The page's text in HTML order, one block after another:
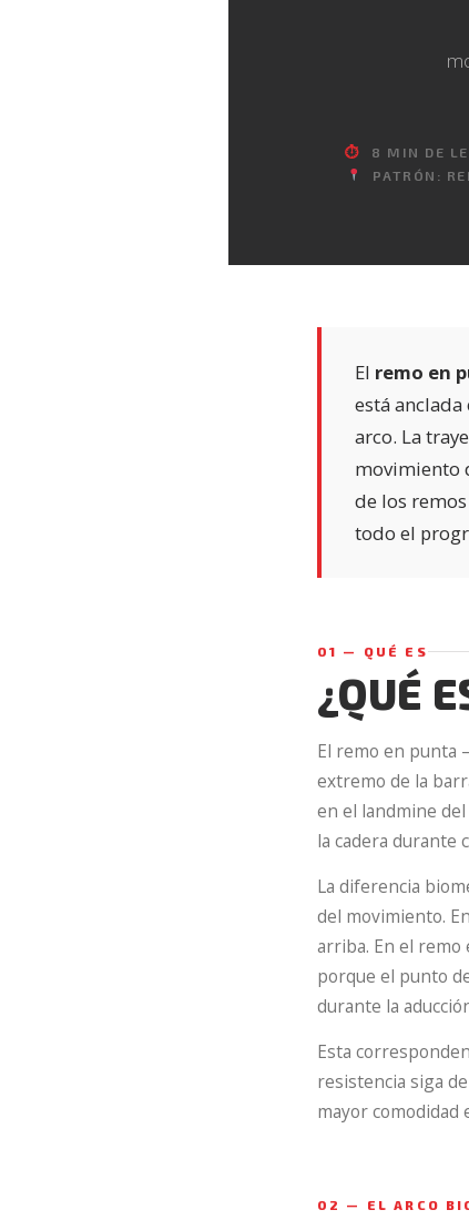
⏱ 8 MIN DE
PATRÓN:
El remo en
está
arco. La
movimiento
de los
todo el
01 — QUÉ ES
¿QUÉ
El remo en punta
extremo de la
en el landmine
la cadera durante
La diferencia
del movimiento.
arriba. En el remo
porque el punto
durante la
Esta
resistencia siga
mayor comodidad
02 — EL ARCO